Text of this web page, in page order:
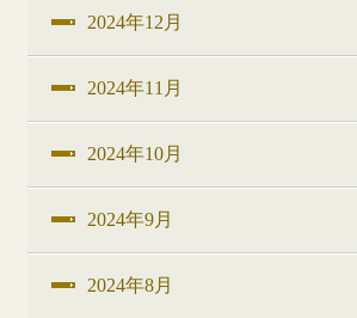
2024年12月
2024年11月
2024年10月
2024年9月
2024年8月